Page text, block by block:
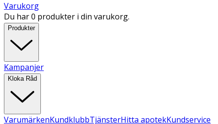
Varukorg
Du har 0 produkter i din varukorg.
Produkter
Kampanjer
Kloka Råd
VarumärkenKundklubbTjänsterHitta apotekKundservice